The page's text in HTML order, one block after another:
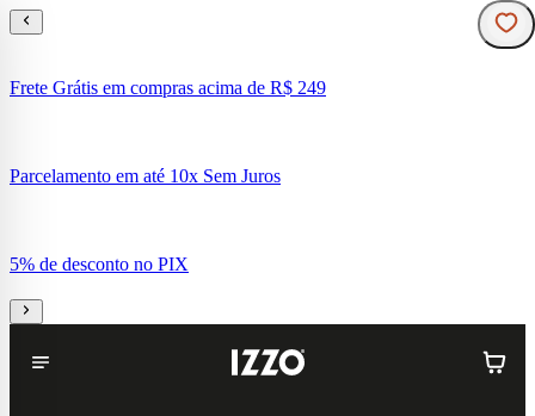
Frete Grátis em compras acima de R$ 249
Parcelamento em até 10x Sem Juros
5% de desconto no PIX